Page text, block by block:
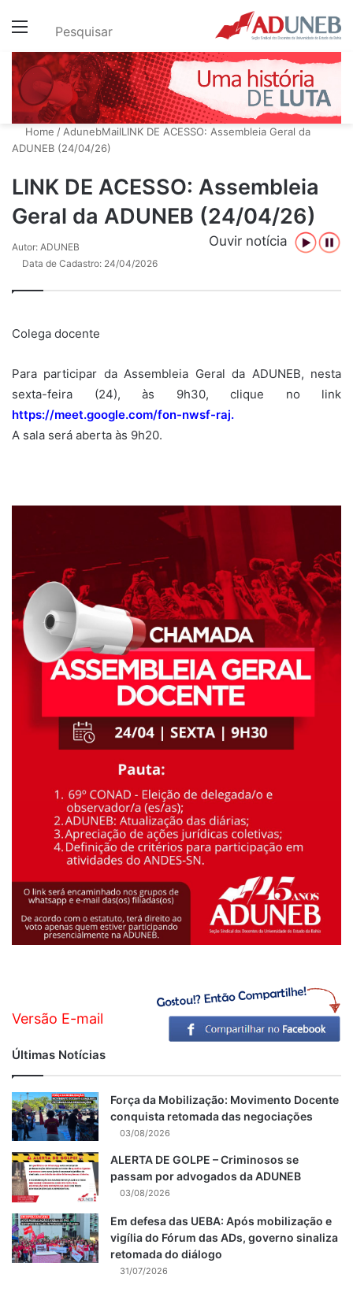
Menu Pesquisar
Home /AdunebMailLINK DE ACESSO: Assembleia Geral da
ADUNEB (24/04/26)
LINK DE ACESSO: Assembleia
Geral da ADUNEB (24/04/26)
Ouvir notícia
Autor: ADUNEB
Data de Cadastro: 24/04/2026
Colega docente
Para participar da Assembleia Geral da ADUNEB, nesta
sexta-feira (24), às 9h30, clique no link
https://meet.google.com/fon-nwsf-raj.
A sala será aberta às 9h20.
Versão E-mail
Últimas Notícias
Força da Mobilização: Movimento Docente
conquista retomada das negociações
03/08/2026
ALERTA DE GOLPE – Criminosos se
passam por advogados da ADUNEB
03/08/2026
Em defesa das UEBA: Após mobilização e
vigília do Fórum das ADs, governo sinaliza
retomada do diálogo
31/07/2026